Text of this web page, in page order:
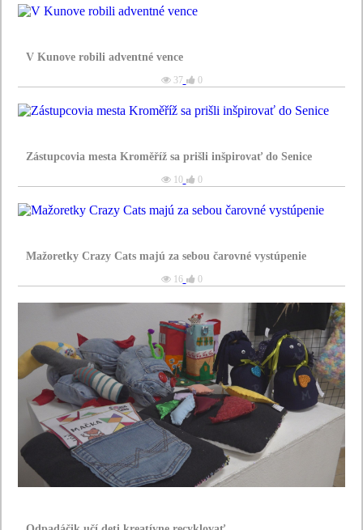
V Kunove robili adventné vence
37 0
Zástupcovia mesta Kroměříž sa prišli inšpirovať do Senice
10 0
Mažoretky Crazy Cats majú za sebou čarovné vystúpenie
16 0